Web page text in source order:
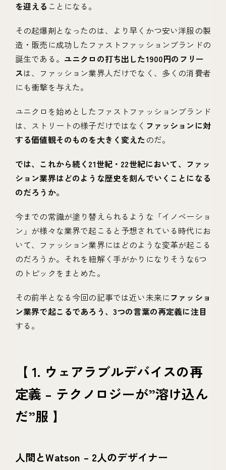
を迎える ことになる。
その起爆剤となったのは、より早くかつ安い洋服の製
造・販売に成功したファストファッションブランドの
誕生である。 ユニクロの打ち出した1900円のフリー
スは、ファッション業界人だけでなく、多くの消費者
にも衝撃を与えた。
ユニクロを始めとしたファストファッションブランド
は、ストリートの様子だけではなく ファッションに対
する価値観そのものを大きく変えたのだ。
では、これから続く21世紀・22世紀において、ファッ
ション業界はどのような歴史を刻んでいくことになる
のだろうか。
今までの常識が塗り替えられるような「イノベーショ
ン」が様々な業界で起こると予想されている時代にお
いて、ファッション業界にはどのような変革が起こる
のだろうか。それを紐解く手がかりになりそうな6つ
のトピックをまとめた。
その前半となる今回の記事では近い未来にファッショ
ン業界で起こるであろう、3つの言葉の再定義に注目
する。
【 1. ウェアラブルデバイスの再
定義 – テクノロジーが”溶け込ん
だ”服 】
人間とWatson – 2人のデザイナー